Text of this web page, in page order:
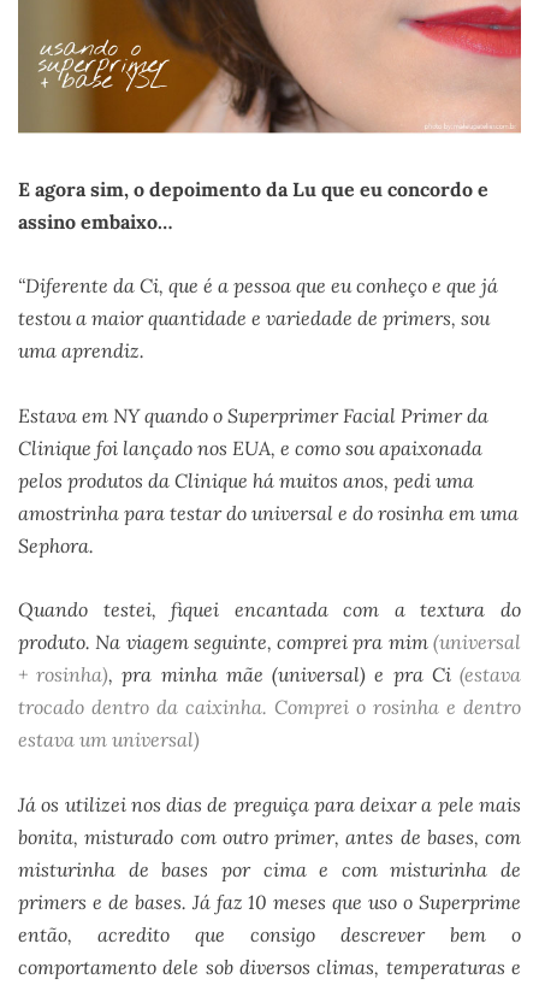
E agora sim, o depoimento da Lu que eu concordo e
assino embaixo…
“Diferente da Ci, que é a pessoa que eu conheço e que já
testou a maior quantidade e variedade de primers, sou
uma aprendiz.
Estava em NY quando o Superprimer Facial Primer da
Clinique foi lançado nos EUA, e como sou apaixonada
pelos produtos da Clinique há muitos anos, pedi uma
amostrinha para testar do universal e do rosinha em uma
Sephora.
Quando testei, fiquei encantada com a textura do
produto. Na viagem seguinte, comprei pra mim (universal
+ rosinha), pra minha mãe (universal) e pra Ci(estava
trocado dentro da caixinha. Comprei o rosinha e dentro
estava um universal)
Já os utilizei nos dias de preguiça para deixar a pele mais
bonita, misturado com outro primer, antes de bases, com
misturinha de bases por cima e com misturinha de
primers e de bases. Já faz 10 meses que uso o Superprime
então, acredito que consigo descrever bem o
comportamento dele sob diversos climas, temperaturas e